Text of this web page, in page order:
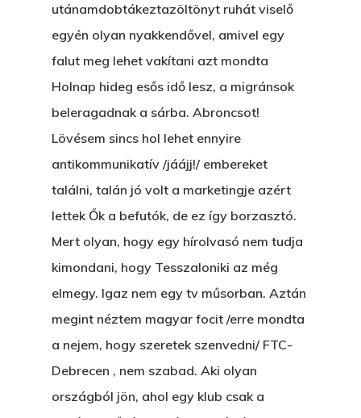
utánamdobtákeztazöltönyt ruhát viselő
egyén olyan nyakkendővel, amivel egy
falut meg lehet vakítani azt mondta
Holnap hideg esős idő lesz, a migránsok
beleragadnak a sárba. Abroncsot!
Lövésem sincs hol lehet ennyire
antikommunikatív /jáájj!/ embereket
találni, talán jó volt a marketingje azért
lettek Ők a befutók, de ez így borzasztó.
Mert olyan, hogy egy hírolvasó nem tudja
kimondani, hogy Tesszaloniki az még
elmegy. Igaz nem egy tv műsorban. Aztán
megint néztem magyar focit /erre mondta
a nejem, hogy szeretek szenvedni/ FTC-
Debrecen , nem szabad. Aki olyan
országból jön, ahol egy klub csak a
Főoldal
Bolt
Könyveim
A Veszett Ügy
Szerelem És…
A Jóember
A Vér Nem Válik Vízzé
Egy Nyár
Ajándék – Karácsonyi
Történetek
Novellák
Álomszekrény
Eltojtuk Nyuszi
A PESTIA
Az Elveszett Fejezet
Rólam
Blog
Feliratkozás
Kapcsolat
Bakker Gyuri